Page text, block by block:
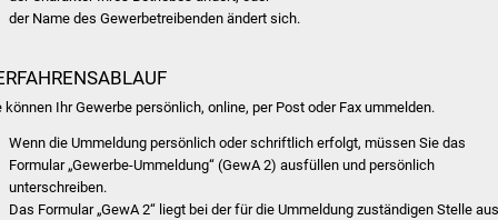
der Name des Gewerbetreibenden ändert sich.
können Ihr Gewerbe persönlich, online, per Post oder Fax ummelden.
Wenn die Ummeldung persönlich oder schriftlich erfolgt, müssen Sie das
Formular „Gewerbe-Ummeldung“ (GewA 2) ausfüllen und persönlich
unterschreiben.
Das Formular „GewA 2“ liegt bei der für die Ummeldung zuständigen Stelle